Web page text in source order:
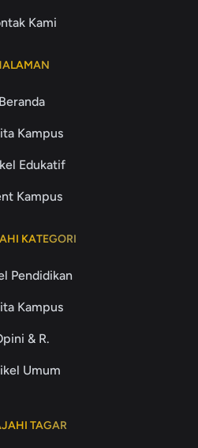
Kami
Beranda
Kampus
Edukatif
Kampus
KATEGORI
Pendidikan
Kampus
& R.
Umum
TAGAR